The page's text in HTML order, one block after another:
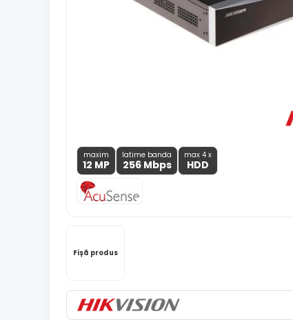
maxim
12 MP
latime banda
256 Mbps
max 4 x
HDD
Fișă produs